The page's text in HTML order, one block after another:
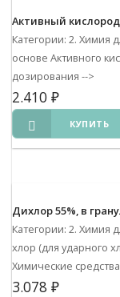
Активный кислород
Категории: 2. Химия
основе Активного
дозирования -->
2.410 ₽
КУПИТЬ
Дихлор 55%, в
Категории: 2. Химия
хлор (для ударного
Химические
3.078 ₽